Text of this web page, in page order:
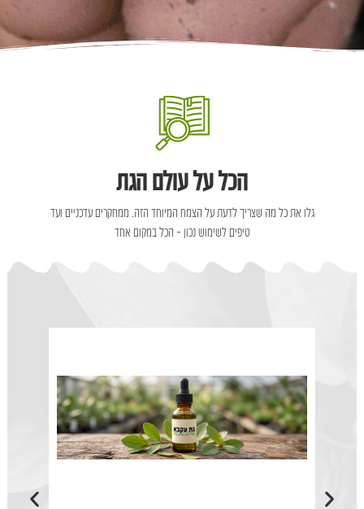
הכל על עולם הגת
גלו את כל מה שצריך לדעת על הצמח המיוחד הזה. ממחקרים עדכניים ועד
טיפים לשימוש נכון – הכל במקום אחד